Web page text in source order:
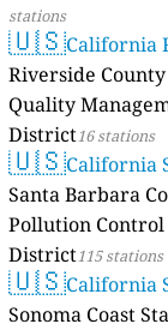
stations
🇺🇸California
Riverside
Quality
District16 stations
🇺🇸California
Santa Barbara
Pollution Control
District115 stations
🇺🇸California
Sonoma Coast